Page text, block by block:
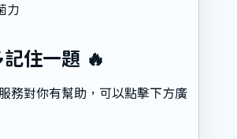
力
住一題 🔥
務對你有幫助，可以點擊下方廣